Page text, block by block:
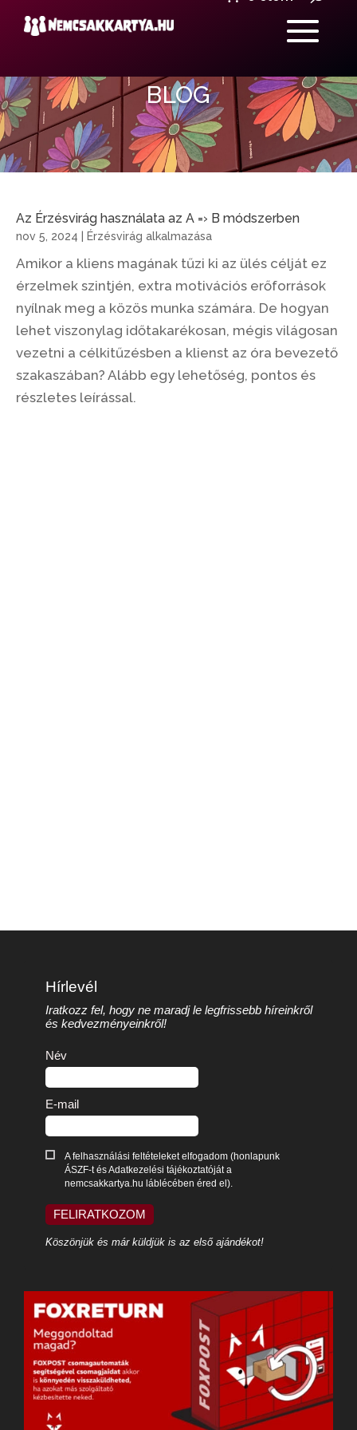
BLOG
Az Érzésvirág használata az A =› B módszerben
nov 5, 2024 Érzésvirág alkalmazása
Amikor a kliens magának tűzi ki az ülés célját ez
érzelmek szintjén, extra motivációs erőforrások
nyílnak meg a közös munka számára. De hogyan
lehet viszonylag időtakarékosan, mégis világosan
vezetni a célkitűzésben a klienst az óra bevezető
szakaszában? Alább egy lehetőség, pontos és
részletes leírással.
Hírlevél
Iratkozz fel, hogy ne maradj le legfrissebb híreinkről
és kedvezményeinkről!
Név
E-mail
A felhasználási feltételeket elfogadom (honlapunk
ÁSZF-t és Adatkezelési tájékoztatóját a
nemcsakkartya.hu láblécében éred el).
FELIRATKOZOM
Köszönjük és már küldjük is az első ajándékot!